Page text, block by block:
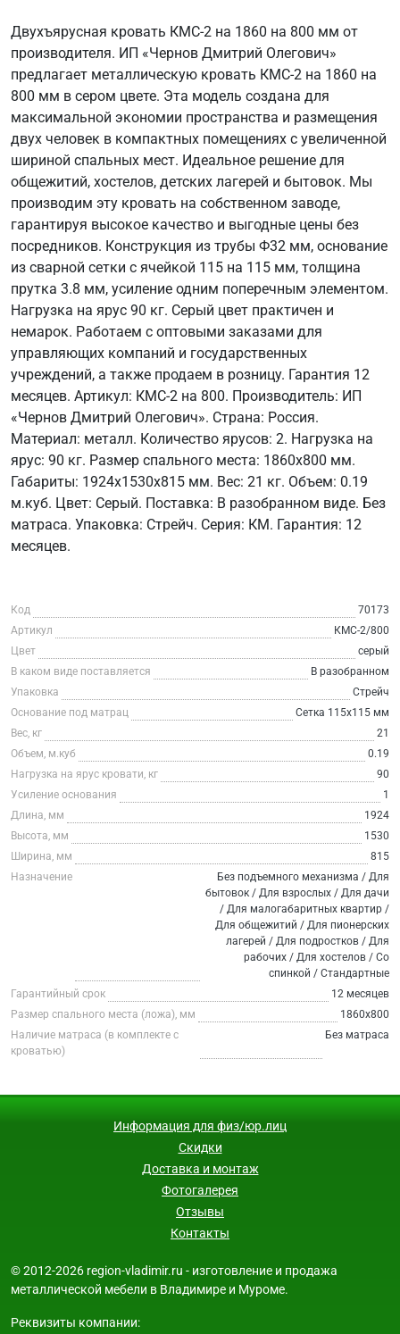
Двухъярусная кровать КМС-2 на 1860 на 800 мм от
производителя. ИП «Чернов Дмитрий Олегович»
предлагает металлическую кровать КМС-2 на 1860 на
800 мм в сером цвете. Эта модель создана для
максимальной экономии пространства и размещения
двух человек в компактных помещениях с увеличенной
шириной спальных мест. Идеальное решение для
общежитий, хостелов, детских лагерей и бытовок. Мы
производим эту кровать на собственном заводе,
гарантируя высокое качество и выгодные цены без
посредников. Конструкция из трубы Ф32 мм, основание
из сварной сетки с ячейкой 115 на 115 мм, толщина
прутка 3.8 мм, усиление одним поперечным элементом.
Нагрузка на ярус 90 кг. Серый цвет практичен и
немарок. Работаем с оптовыми заказами для
управляющих компаний и государственных
учреждений, а также продаем в розницу. Гарантия 12
месяцев. Артикул: КМС-2 на 800. Производитель: ИП
«Чернов Дмитрий Олегович». Страна: Россия.
Материал: металл. Количество ярусов: 2. Нагрузка на
ярус: 90 кг. Размер спального места: 1860х800 мм.
Габариты: 1924х1530х815 мм. Вес: 21 кг. Объем: 0.19
м.куб. Цвет: Серый. Поставка: В разобранном виде. Без
матраса. Упаковка: Стрейч. Серия: КМ. Гарантия: 12
месяцев.
Код
70173
Артикул
КМС-2/800
Цвет
серый
В каком виде поставляется
В разобранном
Упаковка
Стрейч
Основание под матрац
Сетка 115х115 мм
Вес, кг
21
Объем, м.куб
0.19
Нагрузка на ярус кровати, кг
90
Усиление основания
1
Длина, мм
1924
Высота, мм
1530
Ширина, мм
815
Назначение
Без подъемного механизма / Для
бытовок / Для взрослых / Для дачи
/ Для малогабаритных квартир /
Для общежитий / Для пионерских
лагерей / Для подростков / Для
рабочих / Для хостелов / Со
спинкой / Стандартные
Гарантийный срок
12 месяцев
Размер спального места (ложа), мм
1860х800
Наличие матраса (в комплекте с
кроватью)
Без матраса
Информация для физ/юр.лиц
Скидки
Доставка и монтаж
Фотогалерея
Отзывы
Контакты
© 2012-2026 region-vladimir.ru - изготовление и продажа
металлической мебели в Владимире и Муроме.
Реквизиты компании: